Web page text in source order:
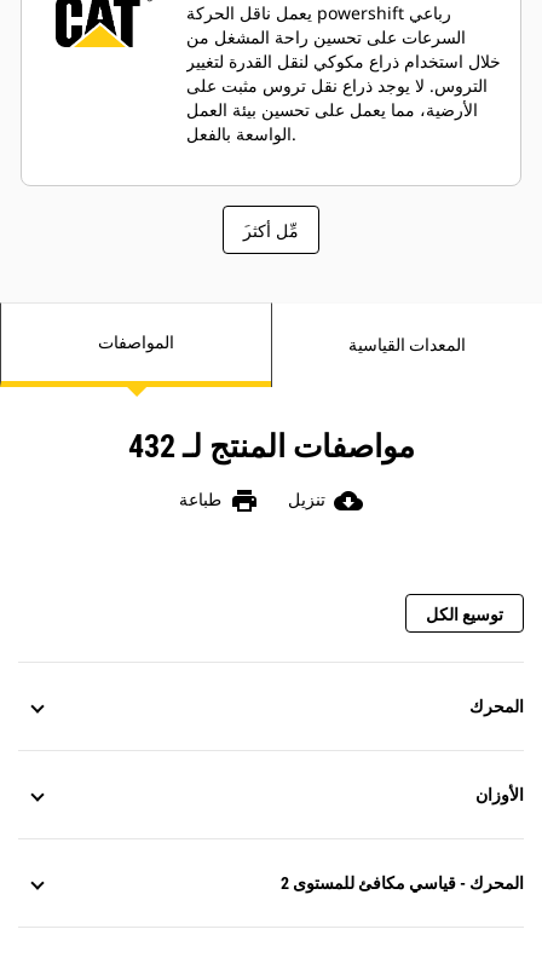
يعمل ناقل الحركة powershift رباعي
السرعات على تحسين راحة المشغل من
خلال استخدام ذراع مكوكي لنقل القدرة لتغيير
التروس. لا يوجد ذراع نقل تروس مثبت على
الأرضية، مما يعمل على تحسين بيئة العمل
الواسعة بالفعل.
َمِّل أكثر
المواصفات المعدات القياسية
مواصفات المنتج لـ 432
cloud_download تنزيل print طباعة
توسيع الكل
المحرك
الأوزان
المحرك - قياسي مكافئ للمستوى 2